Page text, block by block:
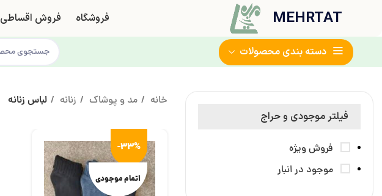
MEHRTAT فروشگاه فروش اقساطی
دسته بندی محصولات
فیلتر موجودی و حراج
فروش ویژه
موجود در انبار
خانه مد و پوشاک زنانه لباس زنانه
-33%
اتمام موجودی